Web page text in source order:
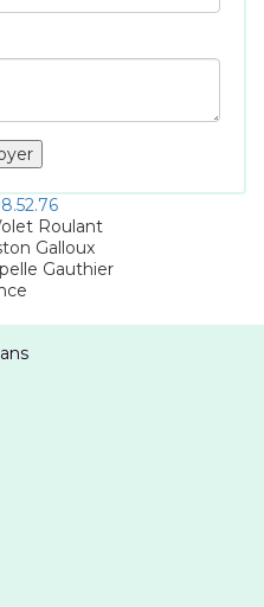
Roulant
Galloux
Gauthier